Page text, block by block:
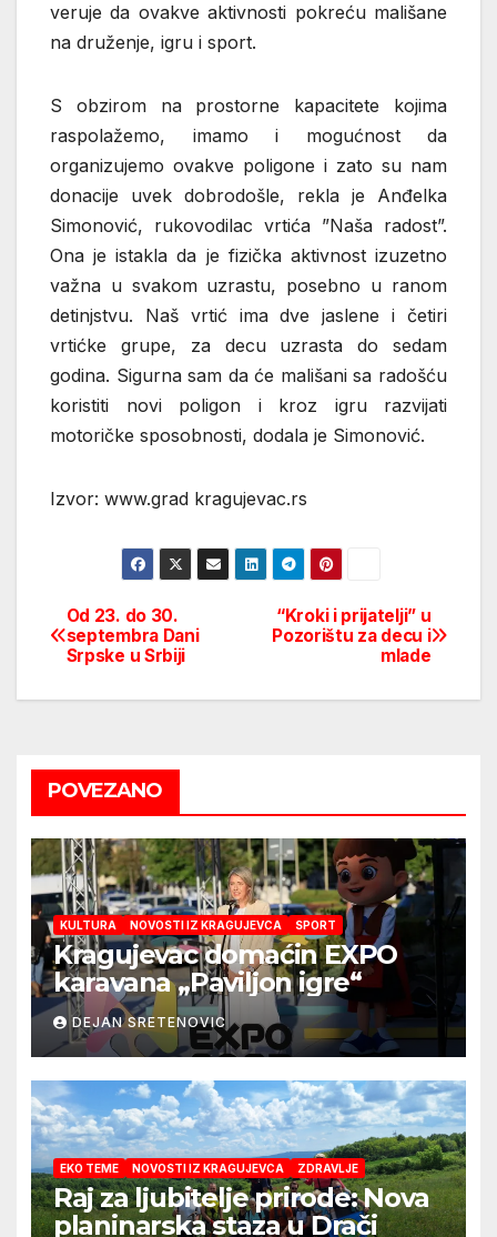
veruje da ovakve aktivnosti pokreću mališane
na druženje, igru i sport.
S obzirom na prostorne kapacitete kojima
raspolažemo, imamo i mogućnost da
organizujemo ovakve poligone i zato su nam
donacije uvek dobrodošle, rekla je Anđelka
Simonović, rukovodilac vrtića ”Naša radost”.
Ona je istakla da je fizička aktivnost izuzetno
važna u svakom uzrastu, posebno u ranom
detinjstvu. Naš vrtić ima dve jaslene i četiri
vrtićke grupe, za decu uzrasta do sedam
godina. Sigurna sam da će mališani sa radošću
koristiti novi poligon i kroz igru razvijati
motoričke sposobnosti, dodala je Simonović.
Izvor: www.grad kragujevac.rs
Post
navigation
“Kroki i prijatelji” u
Pozorištu za decu i
mlade
Od 23. do 30.
septembra Dani
Srpske u Srbiji
POVEZANO
KULTURA NOVOSTI IZ KRAGUJEVCA SPORT
Kragujevac domaćin EXPO
karavana „Paviljon igre“
DEJAN SRETENOVIC
EKO TEME NOVOSTI IZ KRAGUJEVCA ZDRAVLJE
Raj za ljubitelje prirode: Nova
planinarska staza u Drači